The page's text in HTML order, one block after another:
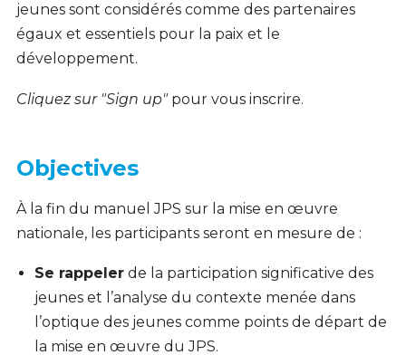
jeunes sont considérés comme des partenaires
égaux et essentiels pour la paix et le
développement.
Cliquez sur "Sign up" pour vous inscrire.
Objectives
À la fin du manuel JPS sur la mise en œuvre
nationale, les participants seront en mesure de :
Se rappelerde la participation significative des
jeunes et l’analyse du contexte menée dans
l’optique des jeunes comme points de départ de
la mise en œuvre du JPS.